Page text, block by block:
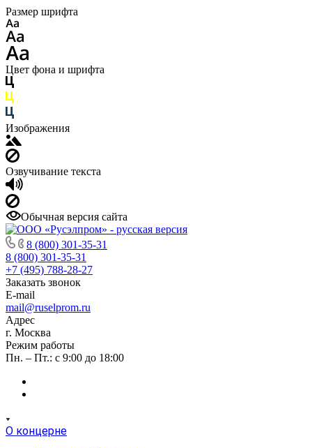
Размер шрифта
Цвет фона и шрифта
Изображения
Озвучивание текста
Обычная версия сайта
8 (800) 301-35-31
8 (800) 301-35-31
+7 (495) 788-28-27
Заказать звонок
E-mail
mail@ruselprom.ru
Адрес
г. Москва
Режим работы
Пн. – Пт.: с 9:00 до 18:00
О концерне